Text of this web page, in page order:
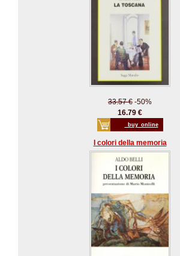
33.57 € -50%
16.79 €
_buy_online
I colori della memoria